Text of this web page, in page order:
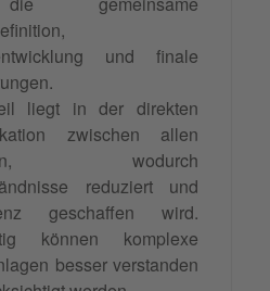
und finale
liegt in der direkten
zwischen allen
wodurch
reduziert und
geschaffen wird.
können komplexe
besser verstanden